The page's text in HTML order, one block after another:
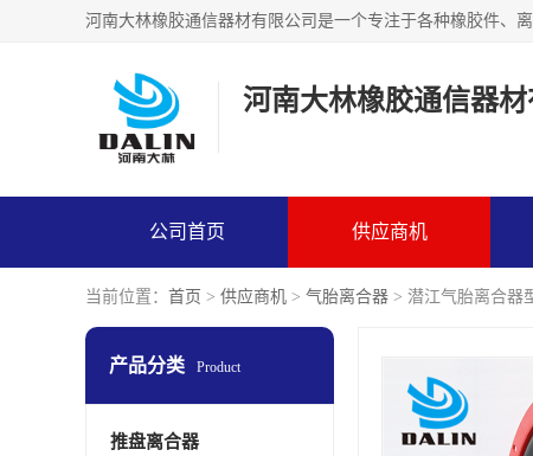
河南大林橡胶通信器材
公司首页 供应商机
当前位置： 首页 > 供应商机 > 气胎离合器 > 潜江气胎离合器
产品分类 Product
推盘离合器